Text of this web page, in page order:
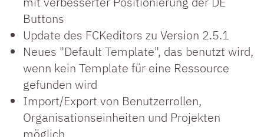
Buttons
Update des FCKeditors zu Version 2.5.1
Neues "Default Template", das benutzt wird,
wenn kein Template für eine Ressource
gefunden wird
Import/Export von Benutzerrollen,
Organisationseinheiten und Projekten
möglich